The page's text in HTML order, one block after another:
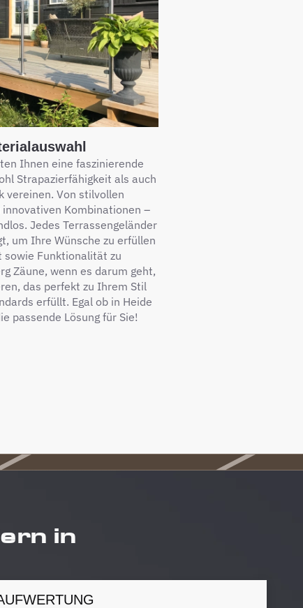
Ihnen eine faszinierende
Strapazierfähigkeit als auch
vereinen. Von stilvollen
Kombinationen –
Jedes Terrassengeländer
um Ihre Wünsche zu erfüllen
sowie Funktionalität zu
Zäune, wenn es darum geht,
das perfekt zu Ihrem Stil
erfüllt. Egal ob in Heide
passende Lösung für Sie!
in